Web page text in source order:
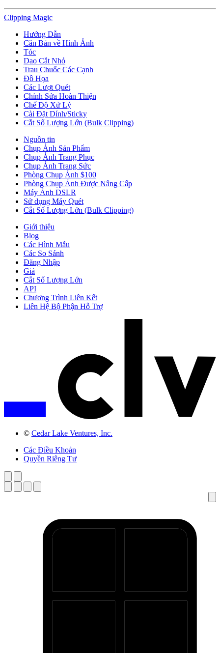
Clipping Magic
Hướng Dẫn
Căn Bản về Hình Ảnh
Tóc
Dao Cắt Nhỏ
Trau Chuốc Các Cạnh
Đồ Họa
Các Lượt Quét
Chỉnh Sửa Hoàn Thiện
Chế Độ Xử Lý
Cài Đặt Dính/Sticky
Cắt Số Lượng Lớn (Bulk Clipping)
Nguồn tin
Chụp Ảnh Sản Phẩm
Chụp Ảnh Trang Phục
Chụp Ảnh Trang Sức
Phòng Chụp Ảnh $100
Phòng Chụp Ảnh Được Nâng Cấp
Máy Ảnh DSLR
Sử dụng Máy Quét
Cắt Số Lượng Lớn (Bulk Clipping)
Giới thiệu
Blog
Các Hình Mẫu
Các So Sánh
Đăng Nhập
Giá
Cắt Số Lượng Lớn
API
Chương Trình Liên Kết
Liên Hệ Bộ Phận Hỗ Trợ
© Cedar Lake Ventures, Inc.
Các Điều Khoản
Quyền Riêng Tư